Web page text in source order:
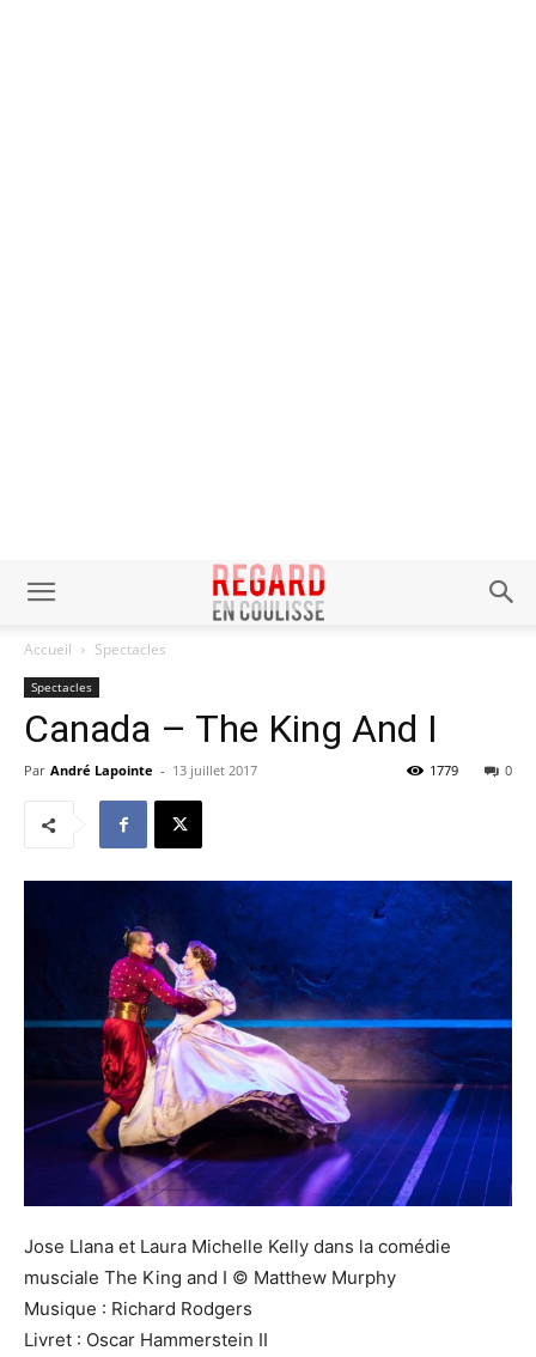
Accueil Spectacles
Spectacles
Canada – The King And I
Par André Lapointe - 13 juillet 2017 0
1779
Jose Llana et Laura Michelle Kelly dans la comédie
musciale The King and I © Matthew Murphy
Musique : Richard Rodgers
Livret : Oscar Hammerstein II